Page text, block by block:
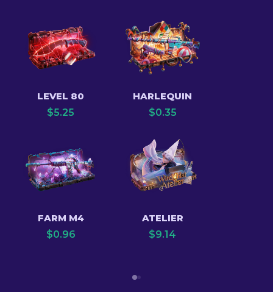
LEVEL 80
$5.25
HARLEQUIN
$0.35
FARM M4
$0.96
ATELIER
$9.14